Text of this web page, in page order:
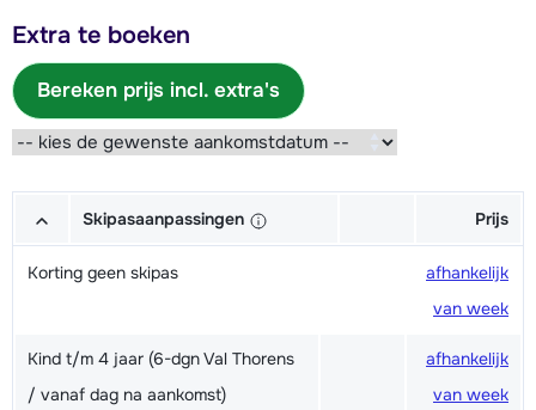
Extra te boeken
Bereken prijs incl. extra's
Skipasaanpassingen Prijs
Korting geen skipas
afhankelijk
van week
Kind t/m 4 jaar (6-dgn Val Thorens
/ vanaf dag na aankomst)
afhankelijk
van week